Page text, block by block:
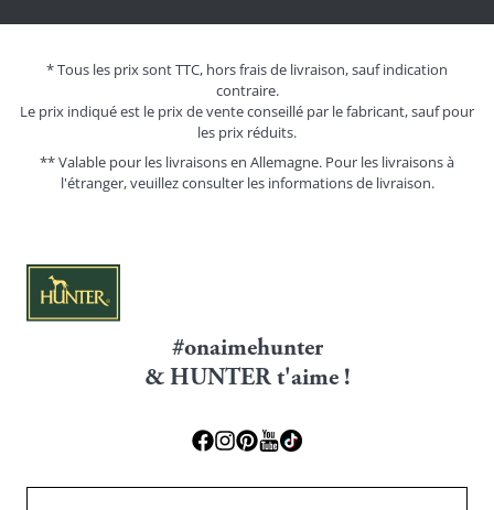
* Tous les prix sont TTC, hors frais de livraison, sauf indication
contraire.
Le prix indiqué est le prix de vente conseillé par le fabricant, sauf pour
les prix réduits.
** Valable pour les livraisons en Allemagne. Pour les livraisons à
l'étranger, veuillez consulter les informations de livraison.
#onaimehunter
& HUNTER t'aime !